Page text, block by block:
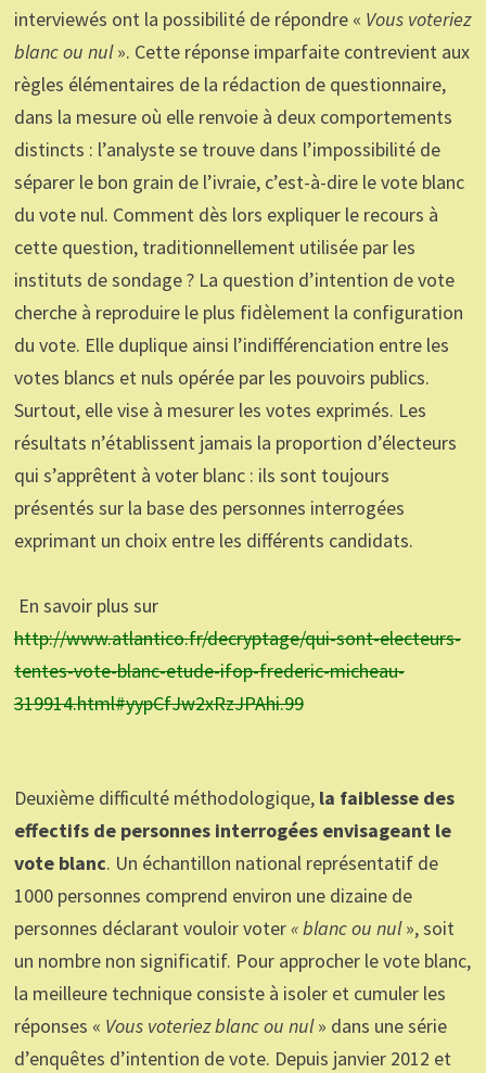
interviewés ont la possibilité de répondre « Vous voteriez
blanc ou nul». Cette réponse imparfaite contrevient aux
règles élémentaires de la rédaction de questionnaire,
dans la mesure où elle renvoie à deux comportements
distincts : l’analyste se trouve dans l’impossibilité de
séparer le bon grain de l’ivraie, c’est-à-dire le vote blanc
du vote nul. Comment dès lors expliquer le recours à
cette question, traditionnellement utilisée par les
instituts de sondage ? La question d’intention de vote
cherche à reproduire le plus fidèlement la configuration
du vote. Elle duplique ainsi l’indifférenciation entre les
votes blancs et nuls opérée par les pouvoirs publics.
Surtout, elle vise à mesurer les votes exprimés. Les
résultats n’établissent jamais la proportion d’électeurs
qui s’apprêtent à voter blanc : ils sont toujours
présentés sur la base des personnes interrogées
exprimant un choix entre les différents candidats.
En savoir plus sur
http://www.atlantico.fr/decryptage/qui-sont-electeurs-
tentes-vote-blanc-etude-ifop-frederic-micheau-
319914.html#yypCfJw2xRzJPAhi.99
Deuxième difficulté méthodologique, la faiblesse des
effectifs de personnes interrogées envisageant le
vote blanc. Un échantillon national représentatif de
1000 personnes comprend environ une dizaine de
personnes déclarant vouloir voter« blanc ou nul», soit
un nombre non significatif. Pour approcher le vote blanc,
la meilleure technique consiste à isoler et cumuler les
réponses « Vous voteriez blanc ou nul» dans une série
d’enquêtes d’intention de vote. Depuis janvier 2012 et